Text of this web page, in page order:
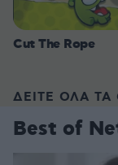
Cut The Rope
ΔΕΙΤΕ ΟΛΑ ΤΑ
Best of